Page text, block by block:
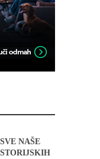
NAŠE